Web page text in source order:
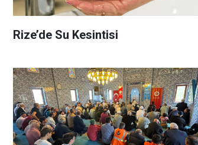
Rize’de Su Kesintisi